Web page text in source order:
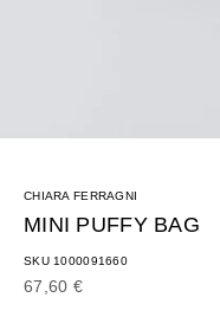
CHIARA FERRAGNI
MINI PUFFY BAG
SKU 1000091660
Precio de oferta
67,60 €